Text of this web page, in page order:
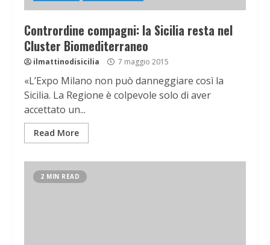
Contrordine compagni: la Sicilia resta nel
Cluster Biomediterraneo
ilmattinodisicilia 7 maggio 2015
«L’Expo Milano non può danneggiare così la
Sicilia. La Regione è colpevole solo di aver
accettato un...
Read More
2 MIN READ